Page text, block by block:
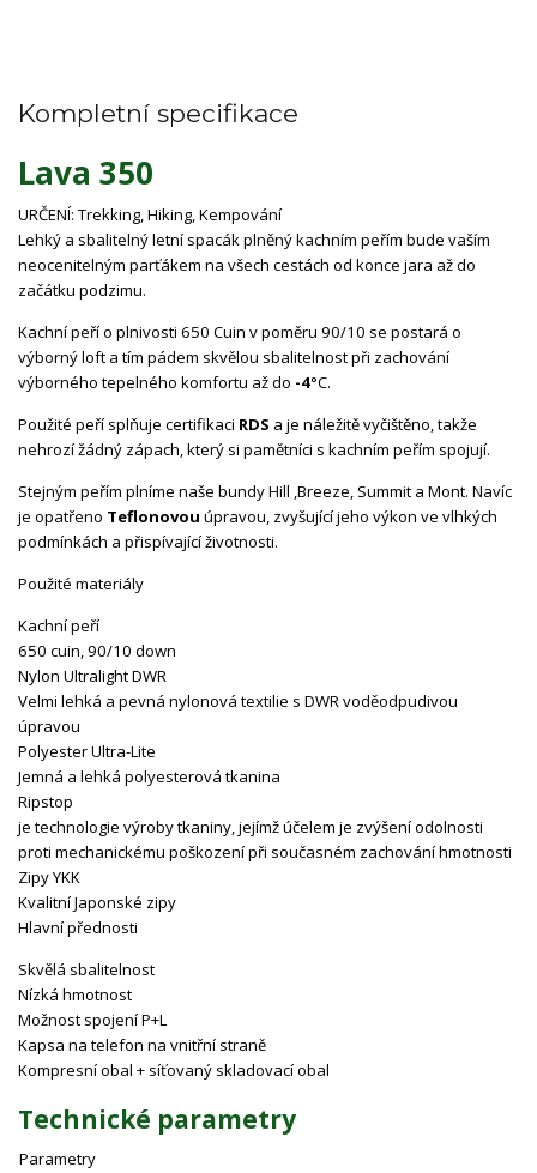
Kompletní specifikace
Lava 350
URČENÍ: Trekking, Hiking, Kempování
Lehký a sbalitelný letní spacák plněný kachním peřím bude vaším
neocenitelným parťákem na všech cestách od konce jara až do
začátku podzimu.
Kachní peří o plnivosti 650 Cuin v poměru 90/10 se postará o
výborný loft a tím pádem skvělou sbalitelnost při zachování
výborného tepelného komfortu až do -4°C.
Použité peří splňuje certifikaci RDS a je náležitě vyčištěno, takže
nehrozí žádný zápach, který si pamětníci s kachním peřím spojují.
Stejným peřím plníme naše bundy Hill ,Breeze, Summit a Mont. Navíc
je opatřeno Teflonovou úpravou, zvyšující jeho výkon ve vlhkých
podmínkách a přispívající životnosti.
Použité materiály
Kachní peří
650 cuin, 90/10 down
Nylon Ultralight DWR
Velmi lehká a pevná nylonová textilie s DWR voděodpudivou
úpravou
Polyester Ultra-Lite
Jemná a lehká polyesterová tkanina
Ripstop
je technologie výroby tkaniny, jejímž účelem je zvýšení odolnosti
proti mechanickému poškození při současném zachování hmotnosti
Zipy YKK
Kvalitní Japonské zipy
Hlavní přednosti
Skvělá sbalitelnost
Nízká hmotnost
Možnost spojení P+L
Kapsa na telefon na vnitřní straně
Kompresní obal + síťovaný skladovací obal
Technické parametry
Parametry